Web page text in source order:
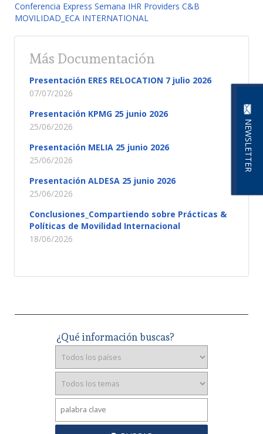
NEWSLETTER
Conferencia Express Semana IHR Providers C&B
MOVILIDAD_ECA INTERNATIONAL
Más Documentación
Presentación ERES RELOCATION 7 julio 2026
07/07/2026
Presentación KPMG 25 junio 2026
25/06/2026
Presentación MELIA 25 junio 2026
25/06/2026
Presentación ALDESA 25 junio 2026
25/06/2026
Conclusiones_Compartiendo sobre Prácticas &
Políticas de Movilidad Internacional
18/06/2026
¿Qué información buscas?